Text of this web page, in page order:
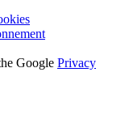
Google Privacy